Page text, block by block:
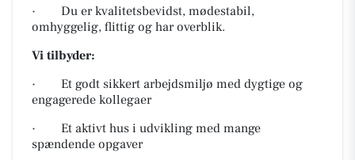
· Du er kvalitetsbevidst, mødestabil,
omhyggelig, flittig og har overblik.
Vi tilbyder:
· Et godt sikkert arbejdsmiljø med dygtige og
engagerede kollegaer
· Et aktivt hus i udvikling med mange
spændende opgaver